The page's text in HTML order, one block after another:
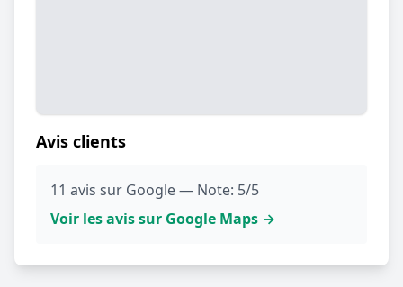
Avis clients
11 avis sur Google — Note: 5/5
Voir les avis sur Google Maps →